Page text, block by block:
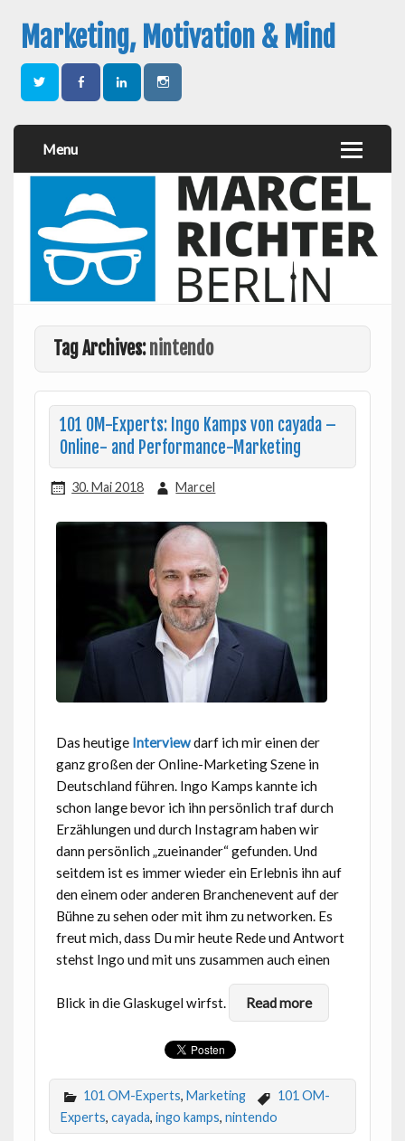
Marketing, Motivation & Mind
Menu
Tag Archives:nintendo
101 OM-Experts: Ingo Kamps von cayada –
Online- and Performance-Marketing
30. Mai 2018 Marcel
Das heutige Interviewdarf ich mir einen der
ganz großen der Online-Marketing Szene in
Deutschland führen. Ingo Kamps kannte ich
schon lange bevor ich ihn persönlich traf durch
Erzählungen und durch Instagram haben wir
dann persönlich „zueinander“ gefunden. Und
seitdem ist es immer wieder ein Erlebnis ihn auf
den einem oder anderen Branchenevent auf der
Bühne zu sehen oder mit ihm zu networken. Es
freut mich, dass Du mir heute Rede und Antwort
stehst Ingo und mit uns zusammen auch einen
Blick in die Glaskugel wirfst. Read more
101 OM-Experts, Marketing
101 OM-
Experts, cayada, ingo kamps, nintendo